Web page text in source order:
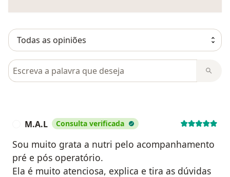
Pesquisar em opiniões
M.A.L Consulta verificada
Sou muito grata a nutri pelo acompanhamento
pré e pós operatório.
Ela é muito atenciosa, explica e tira as dúvidas